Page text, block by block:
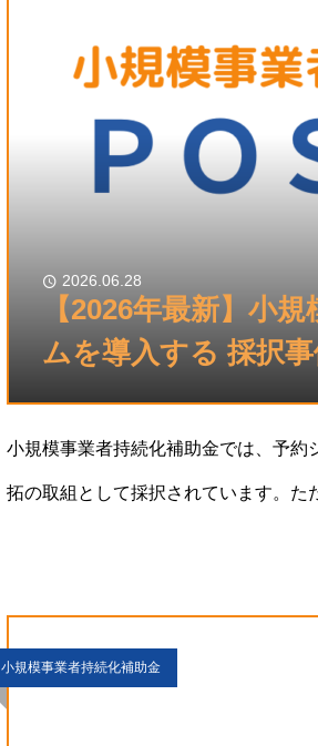
2026.06.28
【2026年最新】小
ムを導入する 採択
小規模事業者持続化補助金では、予約
拓の取組として採択されています。た
小規模事業者持続化補助金